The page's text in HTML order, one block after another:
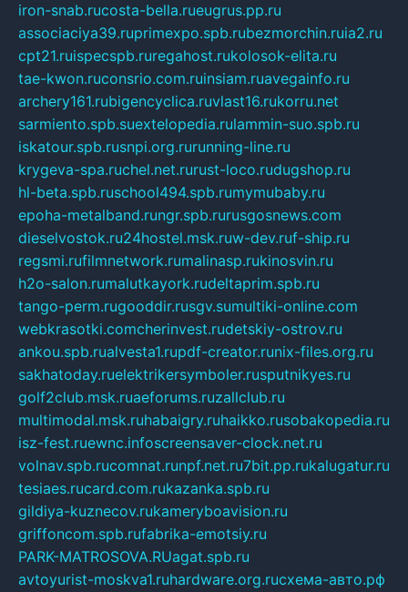
iron-snab.rucosta-bella.rueugrus.pp.ru
associaciya39.ruprimexpo.spb.rubezmorchin.ruia2.ru
cpt21.ruispecspb.ruregahost.rukolosok-elita.ru
tae-kwon.ruconsrio.com.ruinsiam.ruavegainfo.ru
archery161.rubigencyclica.ruvlast16.rukorru.net
sarmiento.spb.suextelopedia.rulammin-suo.spb.ru
iskatour.spb.rusnpi.org.rurunning-line.ru
krygeva-spa.ruchel.net.rurust-loco.rudugshop.ru
hl-beta.spb.ruschool494.spb.rumymubaby.ru
epoha-metalband.rungr.spb.rurusgosnews.com
dieselvostok.ru24hostel.msk.ruw-dev.ruf-ship.ru
regsmi.rufilmnetwork.rumalinasp.rukinosvin.ru
h2o-salon.rumalutkayork.rudeltaprim.spb.ru
tango-perm.rugooddir.rusgv.sumultiki-online.com
webkrasotki.comcherinvest.rudetskiy-ostrov.ru
ankou.spb.rualvesta1.rupdf-creator.runix-files.org.ru
sakhatoday.ruelektrikersymboler.rusputnikyes.ru
golf2club.msk.ruaeforums.ruzallclub.ru
multimodal.msk.ruhabaigry.ruhaikko.rusobakopedia.ru
isz-fest.ruewnc.infoscreensaver-clock.net.ru
volnav.spb.rucomnat.runpf.net.ru7bit.pp.rukalugatur.ru
tesiaes.rucard.com.rukazanka.spb.ru
gildiya-kuznecov.rukameryboavision.ru
griffoncom.spb.rufabrika-emotsiy.ru
PARK-MATROSOVA.RUagat.spb.ru
avtoyurist-moskva1.ruhardware.org.ruсхема-авто.рф